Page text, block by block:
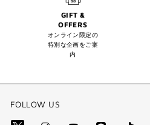
GIFT &
OFFERS
オンライン限定の
特別な企画をご案
内
FOLLOW US